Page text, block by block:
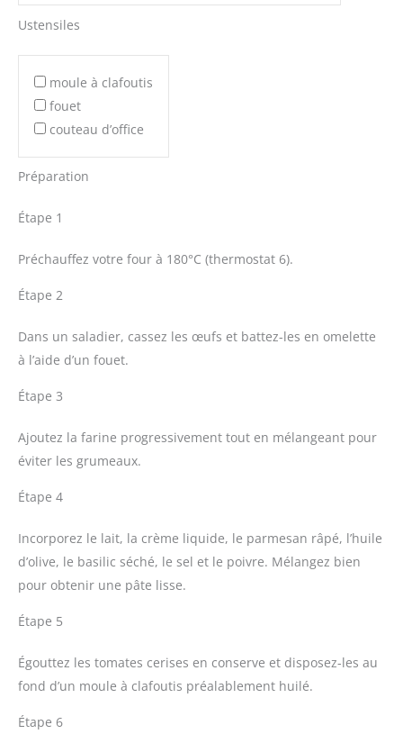
Ustensiles
moule à clafoutis
fouet
couteau d’office
Préparation
Étape 1
Préchauffez votre four à 180°C (thermostat 6).
Étape 2
Dans un saladier, cassez les œufs et battez-les en omelette
à l’aide d’un fouet.
Étape 3
Ajoutez la farine progressivement tout en mélangeant pour
éviter les grumeaux.
Étape 4
Incorporez le lait, la crème liquide, le parmesan râpé, l’huile
d’olive, le basilic séché, le sel et le poivre. Mélangez bien
pour obtenir une pâte lisse.
Étape 5
Égouttez les tomates cerises en conserve et disposez-les au
fond d’un moule à clafoutis préalablement huilé.
Étape 6